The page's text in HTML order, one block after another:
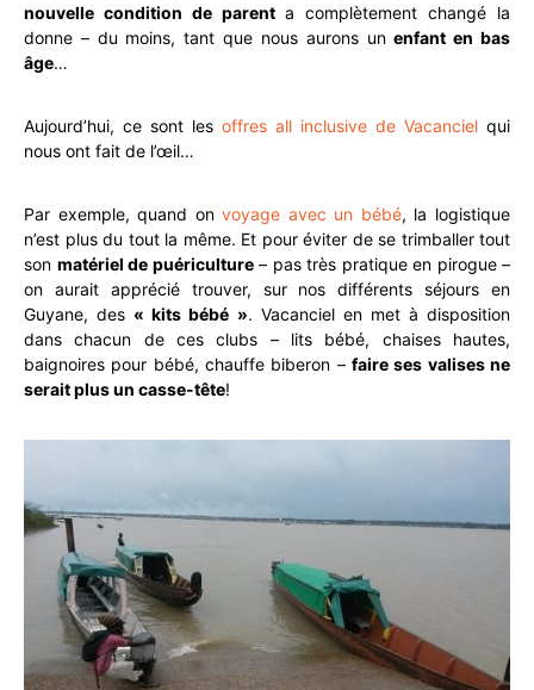
nouvelle condition de parenta complètement changé la
donne – du moins, tant que nous aurons unenfant en bas
âge…
Aujourd’hui, ce sont les offres all inclusive de Vacanciel qui
nous ont fait de l’œil…
Par exemple, quand onvoyage avec un bébé, la logistique
n’est plus du tout la même. Et pour éviter de se trimballer tout
son matériel de puériculture– pas très pratique en pirogue –
on aurait apprécié trouver, sur nos différents séjours en
Guyane, des « kits bébé ». Vacanciel en met à disposition
dans chacun de ces clubs – lits bébé, chaises hautes,
baignoires pour bébé, chauffe biberon – faire ses valises ne
serait plus un casse-tête!